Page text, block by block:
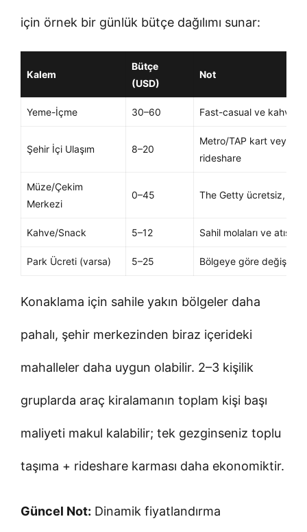
için örnek bir günlük bütçe dağılımı sunar:
Kalem
Bütçe
(USD)
Not
Yeme-İçme 30–60 Fast-casual ve kahve
Şehir İçi Ulaşım 8–20
Metro/TAP kart veya
rideshare
Müze/Çekim
Merkezi
0–45 The Getty ücretsiz,
Kahve/Snack 5–12 Sahil molaları ve
Park Ücreti (varsa) 5–25 Bölgeye göre değişir
Konaklama için sahile yakın bölgeler daha
pahalı, şehir merkezinden biraz içerideki
mahalleler daha uygun olabilir. 2–3 kişilik
gruplarda araç kiralamanın toplam kişi başı
maliyeti makul kalabilir; tek gezginseniz toplu
taşıma + rideshare karması daha ekonomiktir.
Güncel Not: Dinamik fiyatlandırma